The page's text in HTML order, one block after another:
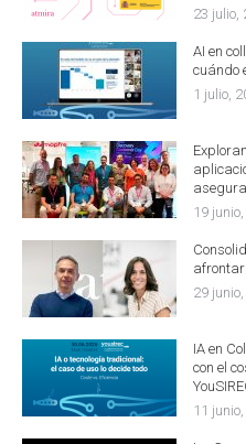
23 julio,
AI en
cuándo
1 julio,
19
29
IA en
con el
11